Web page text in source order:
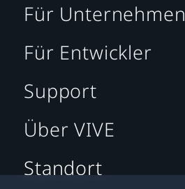
Für Unternehmen
Für Entwickler
Support
Über VIVE
Standort